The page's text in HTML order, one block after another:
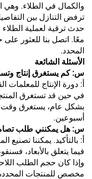
والكمال في الطلاء. وهي
ترفض التنازل بين
حدث ترقية لعملية الطلاء
معًا. اتصل بنا للعثور على
المحدد.
الأسئلة الشائعة
س: كم يستغرق إنتاج
بشكل عام، يستغرق وقت
أسبوعين.
س: هل يمكنني طلب
أ: بالتأكيد. يمكننا تصنيع
فيما يتعلق بالأبعاد،
وإذا كان حجم الطلب
مخصص للمنتجات